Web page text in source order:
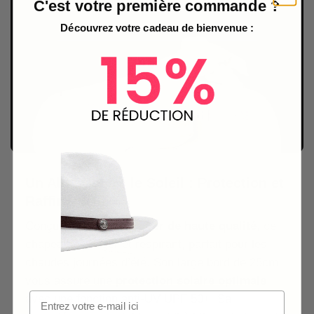
Un Allié Contre le Soleil : Protection et
Conçu enpaille de papier de haute qualité
chapeau est léger et respirant, parfait pour les
avec une fonction anti-UV UPF 50+. Sa
C'est votre première commande ?
Découvrez votre cadeau de bienvenue :